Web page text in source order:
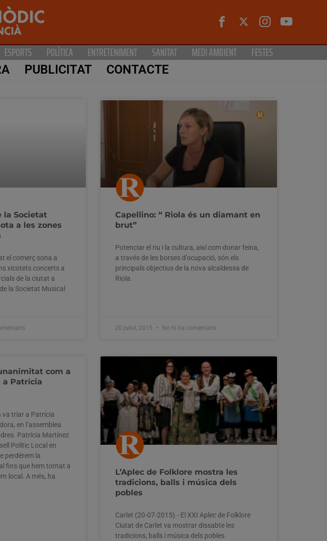
ESPORTS POLÍTICA ENTRETENIMENT SANITAT MEDI AMBIENT FESTES
PUBLICITAT CONTACTE
la Societat
a les zones
el comerç sona a
xicotets concerts a
de la ciutat a
la Societat Musical
Capellino: “ Riola és un diamant en
brut”
Potenciar el riu i la cultura, així com donar feina,
a través de les borses d’ocupació, són els
principals objectius de la nova alcaldessa de
Riola.
20 juliol, 2015 No hi ha comentaris
com a
a Patrícia
va triar a Patrícia
en l’assemblea
Patrícia Martínez
Polític Local en
perdérem la
fins que hem tornat a
local. A més, ha
L’Aplec de Folklore mostra les
tradicions, balls i música dels
pobles
Carlet (20-07-2015).- El XXI Aplec de Folklore
Ciutat de Carlet va mostrar dissabte les
tradicions, balls i música dels pobles